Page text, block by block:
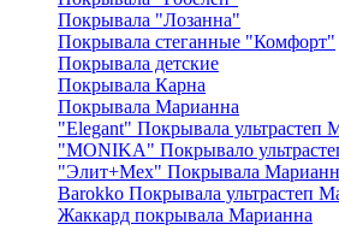
Покрывала "Лозанна"
Покрывала стеганные "Комфорт"
Покрывала детские
Покрывала Карна
Покрывала Марианна
"Elegant" Покрывала ультрастеп
"MONIKA" Покрывало
"Элит+Мех" Покрывала
Barokko Покрывала ультрастеп
Жаккард покрывала Марианна